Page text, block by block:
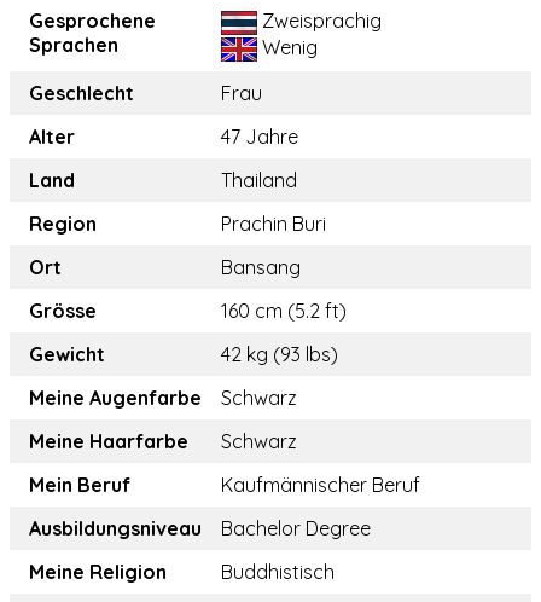
Gesprochene
Sprachen
Zweisprachig
Wenig
Geschlecht
Frau
Alter
47 Jahre
Land
Thailand
Region
Prachin Buri
Ort
Bansang
Grösse
160 cm (5.2 ft)
Gewicht
42 kg (93 lbs)
Meine Augenfarbe
Schwarz
Meine Haarfarbe
Schwarz
Mein Beruf
Kaufmännischer Beruf
Ausbildungsniveau
Bachelor Degree
Meine Religion
Buddhistisch